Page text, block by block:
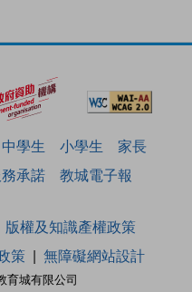
中學生 小學生
家長
承諾 教城電子報
育城有限公司
版權及知識產權政策
策 無障礙網站設計